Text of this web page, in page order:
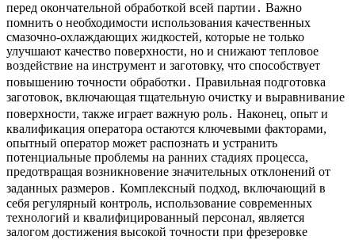
перед окончательной обработкой всей партии․ Важно
помнить о необходимости использования качественных
смазочно-охлаждающих жидкостей, которые не только
улучшают качество поверхности, но и снижают тепловое
воздействие на инструмент и заготовку, что способствует
повышению точности обработки․ Правильная подготовка
заготовок, включающая тщательную очистку и выравнивание
поверхности, также играет важную роль․ Наконец, опыт и
квалификация оператора остаются ключевыми факторами,
опытный оператор может распознать и устранить
потенциальные проблемы на ранних стадиях процесса,
предотвращая возникновение значительных отклонений от
заданных размеров․ Комплексный подход, включающий в
себя регулярный контроль, использование современных
технологий и квалифицированный персонал, является
залогом достижения высокой точности при фрезеровке